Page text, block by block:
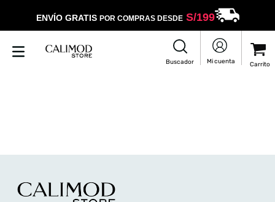
ENVÍO GRATIS POR COMPRAS DESDES/199